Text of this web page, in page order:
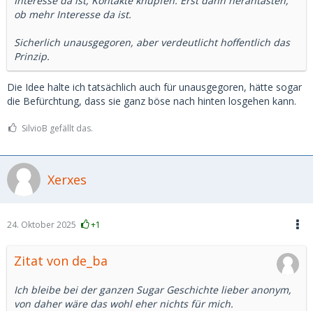
ob mehr Interesse da ist.
Sicherlich unausgegoren, aber verdeutlicht hoffentlich das
Prinzip.
Die Idee halte ich tatsächlich auch für unausgegoren, hätte sogar
die Befürchtung, dass sie ganz böse nach hinten losgehen kann.
SilvioB gefällt das.
Xerxes
24. Oktober 2025 +1
Zitat von de_ba
Ich bleibe bei der ganzen Sugar Geschichte lieber anonym,
von daher wäre das wohl eher nichts für mich.